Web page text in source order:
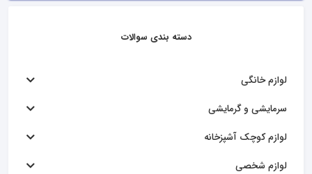
دسته بندی سوالات
لوازم خانگی
سرمایشی و گرمایشی
لوازم کوچک آشپزخانه
لوازم شخصی